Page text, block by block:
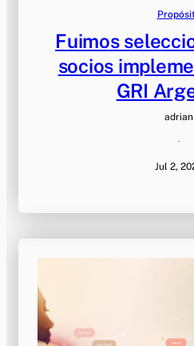
Fuimos
socios
GRI
adrian
·
Jul 2,